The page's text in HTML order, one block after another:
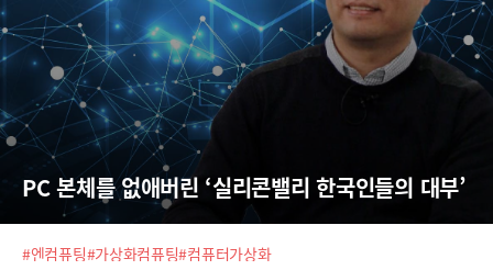
PC 본체를 없애버린 ‘실리콘밸리 한국인들의 대부’
#엔컴퓨팅#가상화컴퓨팅#컴퓨터가상화